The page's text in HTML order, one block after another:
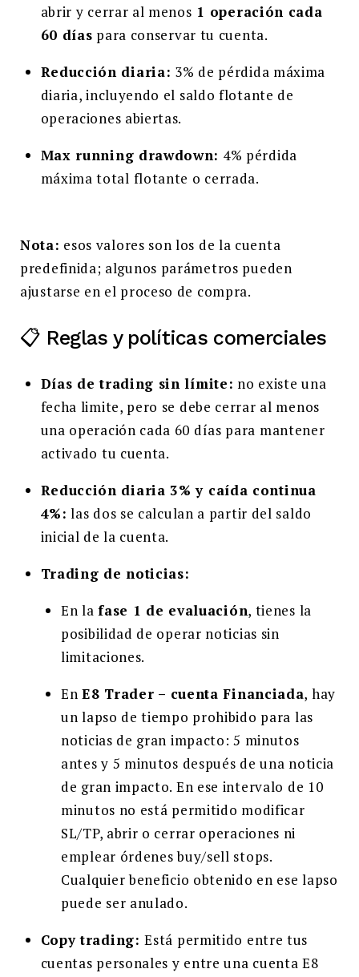
abrir y cerrar al menos 1 operación cada
60 días para conservar tu cuenta.
Reducción diaria: 3% de pérdida máxima
diaria, incluyendo el saldo flotante de
operaciones abiertas.
Max running drawdown: 4% pérdida
máxima total flotante o cerrada.
Nota: esos valores son los de la cuenta
predefinida; algunos parámetros pueden
ajustarse en el proceso de compra.
📋 Reglas y políticas comerciales
Días de trading sin límite: no existe una
fecha limite, pero se debe cerrar al menos
una operación cada 60 días para mantener
activado tu cuenta.
Reducción diaria 3% y caída continua
4%: las dos se calculan a partir del saldo
inicial de la cuenta.
Trading de noticias:
En lafase 1 de evaluación, tienes la
posibilidad de operar noticias sin
limitaciones.
EnE8 Trader – cuenta Financiada, hay
un lapso de tiempo prohibido para las
noticias de gran impacto: 5 minutos
antes y 5 minutos después de una noticia
de gran impacto. En ese intervalo de 10
minutos no está permitido modificar
SL/TP, abrir o cerrar operaciones ni
emplear órdenes buy/sell stops.
Cualquier beneficio obtenido en ese lapso
puede ser anulado.
Copy trading:Está permitido entre tus
cuentas personales y entre una cuenta E8